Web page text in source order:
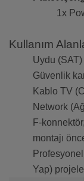
1x
Kullanım
Uydu
Güvenlik
Kablo TV
Network
F-
montajı
Yap)